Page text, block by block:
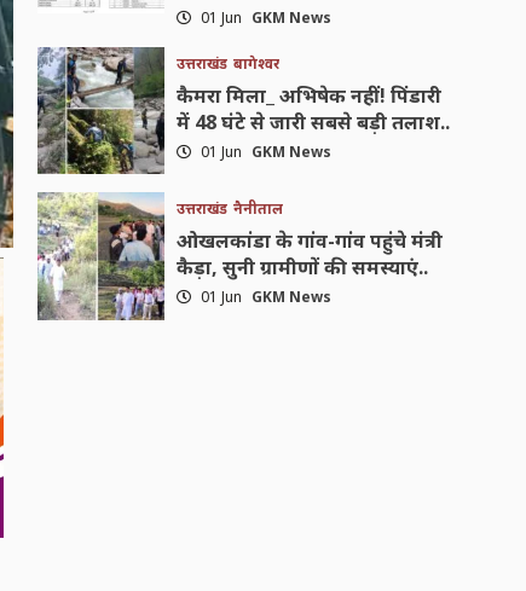
01 Jun GKM News
उत्तराखंड बागेश्वर
कैमरा मिला_ अभिषेक नहीं! पिंडारी
में 48 घंटे से जारी सबसे बड़ी तलाश..
01 Jun GKM News
उत्तराखंड नैनीताल
ओखलकांडा के गांव-गांव पहुंचे मंत्री
कैड़ा, सुनी ग्रामीणों की समस्याएं..
01 Jun GKM News